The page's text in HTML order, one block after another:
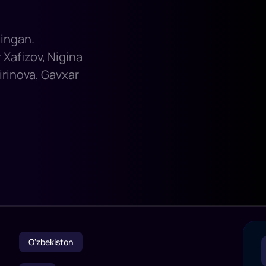
Nigina
Gavxar
O'zbekiston